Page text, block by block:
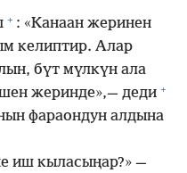
+ : «Канаан жеринен
келиптир. Алар
бүт мүлкүн ала
жеринде»,— деди +
фараондун алдына
иш кыласыңар?» —